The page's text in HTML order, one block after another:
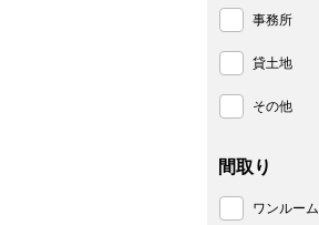
事務所
貸土地
その他
間取り
ワンルーム